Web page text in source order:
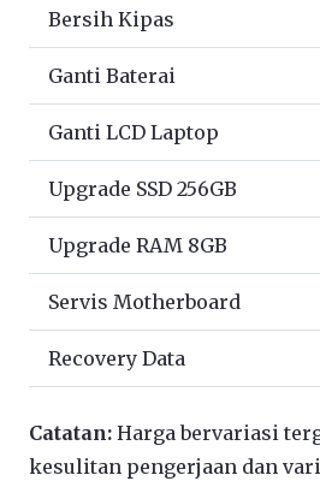
Bersih Kipas
Ganti Baterai
Ganti LCD Laptop
Upgrade SSD 256GB
Upgrade RAM 8GB
Servis Motherboard
Recovery Data
Catatan: Harga bervariasi
kesulitan pengerjaan dan